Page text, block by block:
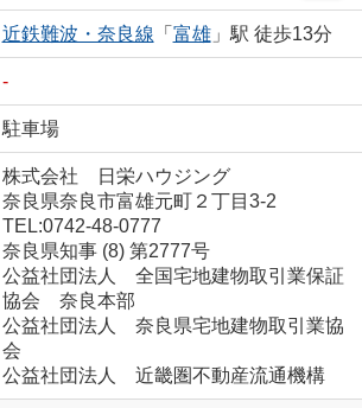
近鉄難波・奈良線 「 富雄」駅 徒歩13分
-
駐車場
株式会社 日栄ハウジング
奈良県奈良市富雄元町２丁目3-2
TEL:0742-48-0777
奈良県知事 (8) 第2777号
公益社団法人 全国宅地建物取引業保証
協会 奈良本部
公益社団法人 奈良県宅地建物取引業協
会
公益社団法人 近畿圏不動産流通機構